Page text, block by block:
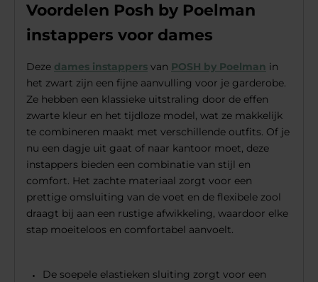
Voordelen Posh by Poelman
instappers voor dames
Deze dames instappers van POSH by Poelman in
het zwart zijn een fijne aanvulling voor je garderobe.
Ze hebben een klassieke uitstraling door de effen
zwarte kleur en het tijdloze model, wat ze makkelijk
te combineren maakt met verschillende outfits. Of je
nu een dagje uit gaat of naar kantoor moet, deze
instappers bieden een combinatie van stijl en
comfort. Het zachte materiaal zorgt voor een
prettige omsluiting van de voet en de flexibele zool
draagt bij aan een rustige afwikkeling, waardoor elke
stap moeiteloos en comfortabel aanvoelt.
De soepele elastieken sluiting zorgt voor een